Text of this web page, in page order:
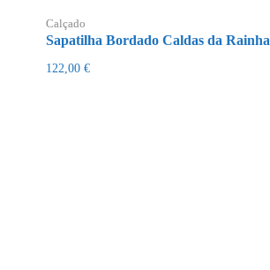
Calçado
Sapatilha Bordado Caldas da Rainha
122,00 €